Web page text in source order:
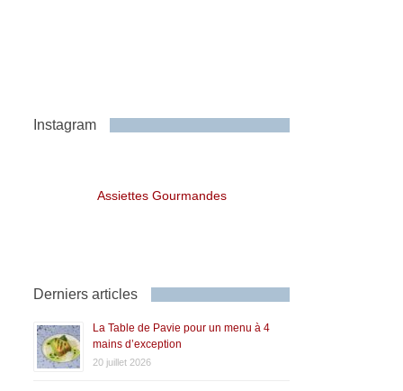
Instagram
Assiettes Gourmandes
Derniers articles
La Table de Pavie pour un menu à 4
mains d’exception
20 juillet 2026